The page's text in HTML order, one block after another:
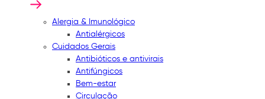
Alergia & Imunológico
Antialérgicos
Cuidados Gerais
Antibióticos e antivirais
Antifúngicos
Bem-estar
Circulação